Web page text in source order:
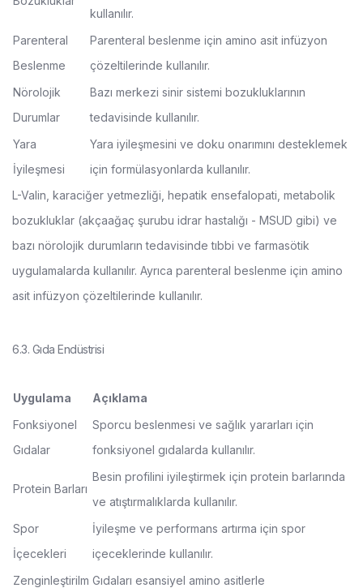
kullanılır.
Parenteral
Beslenme
Parenteral beslenme için amino asit infüzyon
çözeltilerinde kullanılır.
Nörolojik
Durumlar
Bazı merkezi sinir sistemi bozukluklarının
tedavisinde kullanılır.
Yara
İyileşmesi
Yara iyileşmesini ve doku onarımını desteklemek
için formülasyonlarda kullanılır.
L-Valin, karaciğer yetmezliği, hepatik ensefalopati, metabolik
bozukluklar (akçaağaç şurubu idrar hastalığı - MSUD gibi) ve
bazı nörolojik durumların tedavisinde tıbbi ve farmasötik
uygulamalarda kullanılır. Ayrıca parenteral beslenme için amino
asit infüzyon çözeltilerinde kullanılır.
6.3. Gıda Endüstrisi
Uygulama
Açıklama
Fonksiyonel
Gıdalar
Sporcu beslenmesi ve sağlık yararları için
fonksiyonel gıdalarda kullanılır.
Protein Barları
Besin profilini iyileştirmek için protein barlarında
ve atıştırmalıklarda kullanılır.
Spor
İçecekleri
İyileşme ve performans artırma için spor
içeceklerinde kullanılır.
Zenginleştirilm Gıdaları esansiyel amino asitlerle